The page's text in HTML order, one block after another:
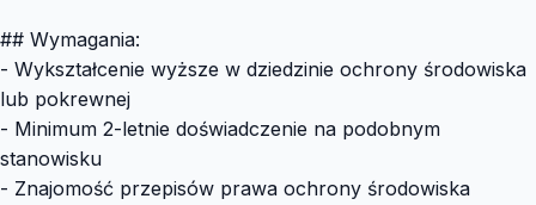
## Wymagania:
- Wykształcenie wyższe w dziedzinie ochrony środowiska
lub pokrewnej
- Minimum 2-letnie doświadczenie na podobnym
stanowisku
- Znajomość przepisów prawa ochrony środowiska